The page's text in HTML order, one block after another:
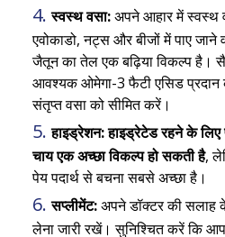
स्वस्थ वसा:अपने आहार में स्वस्थ
एवोकाडो, नट्स और बीजों में पाए
जैतून का तेल एक बढ़िया विकल्प है।
आवश्यक ओमेगा-3 फैटी एसिड
संतृप्त वसा को सीमित करें।
हाइड्रेशन:हाइड्रेटेड रहने के लिए
चाय एक अच्छा विकल्प हो सकती है,
पेय पदार्थ से बचना सबसे अच्छा है।
सप्लीमेंट:अपने डॉक्टर की सलाह
लेना जारी रखें। सुनिश्चित करें कि